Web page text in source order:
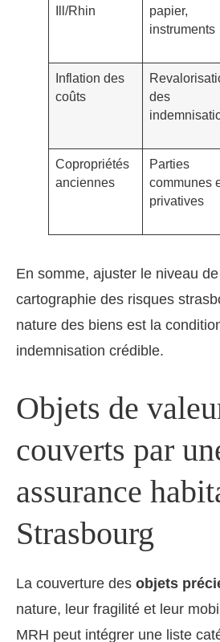
Ill/Rhin
papier,
instruments
Inflation des
coûts
des
Copropriétés
anciennes
Parties
communes
privatives
En somme, ajuster le niveau
cartographie des risques
nature des biens est la
indemnisation crédible.
Objets de
couverts par
assurance
Strasbourg
La couverture des objets
nature, leur fragilité et leur
MRH peut intégrer une liste